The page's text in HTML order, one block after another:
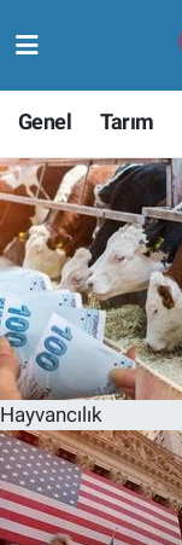
Genel Tarım
Hayvancılık